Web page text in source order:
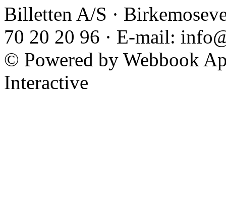
Billetten A/S ·
70 20 20 96 · E-mail:
© Powered by Webbook
Interactive